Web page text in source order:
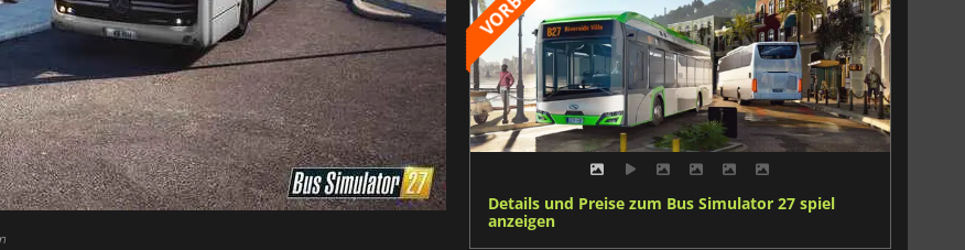
Details und Preise zum Bus Simulator 27 spiel
anzeigen